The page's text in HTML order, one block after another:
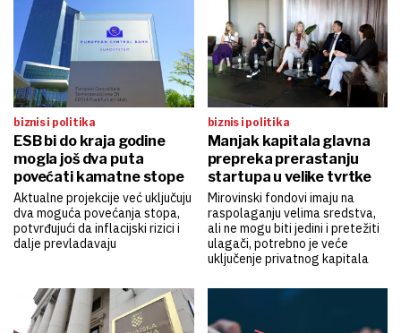
biznis i politika
ESB bi do kraja godine
mogla još dva puta
povećati kamatne stope
Aktualne projekcije već uključuju
dva moguća povećanja stopa,
potvrđujući da inflacijski rizici i
dalje prevladavaju
biznis i politika
Manjak kapitala glavna
prepreka prerastanju
startupa u velike tvrtke
Mirovinski fondovi imaju na
raspolaganju velima sredstva,
ali ne mogu biti jedini i pretežiti
ulagači, potrebno je veće
uključenje privatnog kapitala